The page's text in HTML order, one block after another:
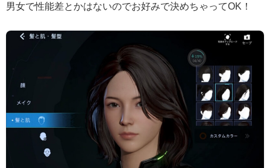
男女で性能差とかはないのでお好みで決めちゃってOK！